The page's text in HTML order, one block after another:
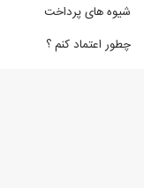
شیوه های پرداخت
چطور اعتماد کنم ؟